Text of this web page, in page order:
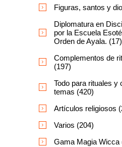
Figuras, santos y
Diplomatura en
por la Escuela
Orden de Ayala. (17)
Complementos de
(197)
Todo para rituales y
temas (420)
Artículos religiosos
Varios (204)
Gama Magia Wicca